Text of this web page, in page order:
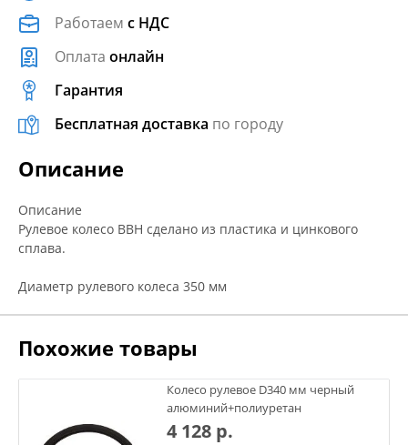
Работаем с НДС
Оплата онлайн
Гарантия
Бесплатная доставка по городу
Описание
Описание
Рулевое колесо BBH сделано из пластика и цинкового
сплава.
Диаметр рулевого колеса 350 мм
Похожие товары
Колесо рулевое D340 мм черный
алюминий+полиуретан
4 128 р.